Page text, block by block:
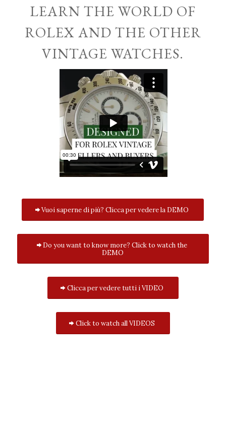
LEARN THE WORLD OF
ROLEX AND THE OTHER
VINTAGE WATCHES.
Vuoi saperne di più? Clicca per vedere la DEMO
Do you want to know more? Click to watch the
DEMO
Clicca per vedere tutti i VIDEO
Click to watch all VIDEOS